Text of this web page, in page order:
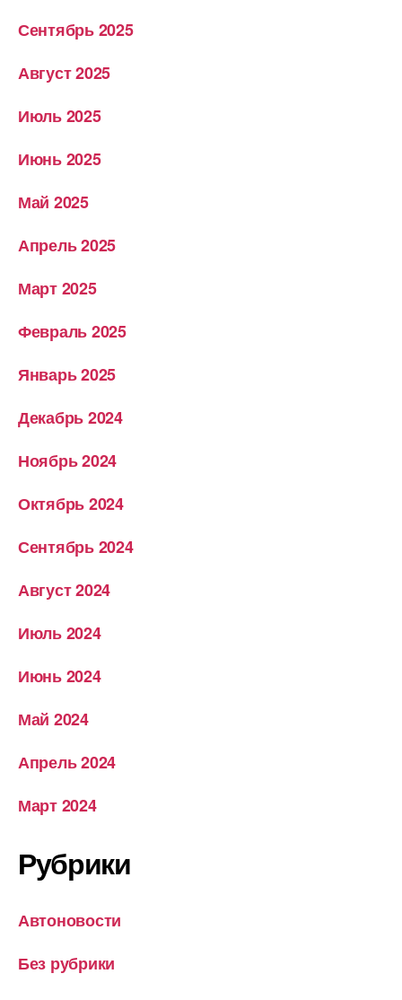
Сентябрь 2025
Август 2025
Июль 2025
Июнь 2025
Май 2025
Апрель 2025
Март 2025
Февраль 2025
Январь 2025
Декабрь 2024
Ноябрь 2024
Октябрь 2024
Сентябрь 2024
Август 2024
Июль 2024
Июнь 2024
Май 2024
Апрель 2024
Март 2024
Рубрики
Автоновости
Без рубрики